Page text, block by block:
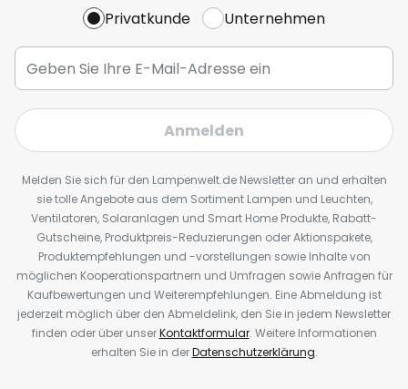
Privatkunde Unternehmen
Anmelden
Melden Sie sich für den Lampenwelt.de Newsletter an und erhalten
sie tolle Angebote aus dem Sortiment Lampen und Leuchten,
Ventilatoren, Solaranlagen und Smart Home Produkte, Rabatt-
Gutscheine, Produktpreis-Reduzierungen oder Aktionspakete,
Produktempfehlungen und -vorstellungen sowie Inhalte von
möglichen Kooperationspartnern und Umfragen sowie Anfragen für
Kaufbewertungen und Weiterempfehlungen. Eine Abmeldung ist
jederzeit möglich über den Abmeldelink, den Sie in jedem Newsletter
finden oder über unserKontaktformular. Weitere Informationen
erhalten Sie in derDatenschutzerklärung.